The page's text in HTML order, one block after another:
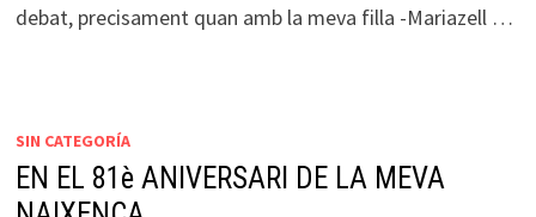
debat, precisament quan amb la meva filla -Mariazell …
SIN CATEGORÍA
EN EL 81è ANIVERSARI DE LA MEVA